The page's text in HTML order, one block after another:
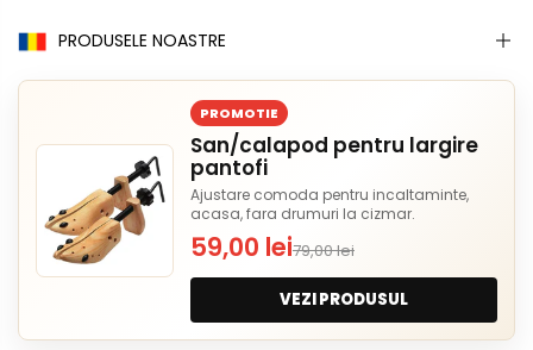
PRODUSELE NOASTRE
PROMOTIE
San/calapod pentru largire
pantofi
Ajustare comoda pentru incaltaminte,
acasa, fara drumuri la cizmar.
59,00 lei79,00 lei
VEZI PRODUSUL